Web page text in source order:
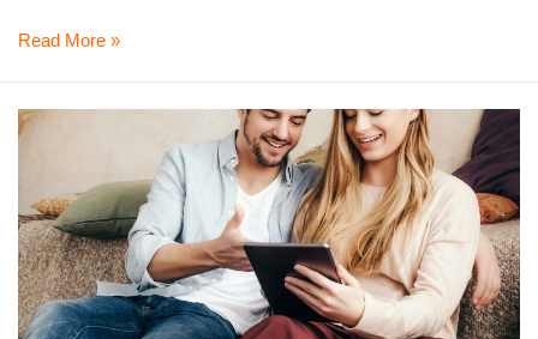
Wyłączymy
kolejnych
Read More »